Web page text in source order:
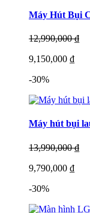
Máy Hút Bụi
12,990,000 ₫
9,150,000 ₫
-30%
Máy hút bụi
13,990,000 ₫
9,790,000 ₫
-30%